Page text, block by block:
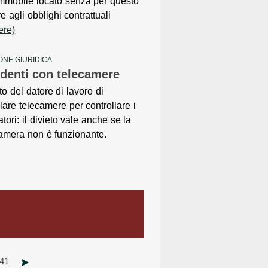
agli obblighi contrattuali
GIURIDICA
con telecamere
del datore di lavoro di
telecamere per controllare i
il divieto vale anche se la
non è funzionante.